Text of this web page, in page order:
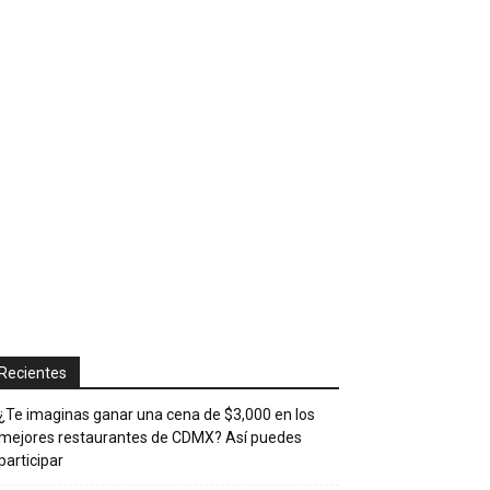
imaginas ganar una cena de $3,000 en los
restaurantes de CDMX? Así puedes